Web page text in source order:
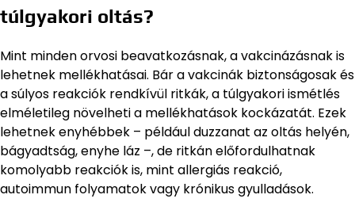
túlgyakori oltás?
Mint minden orvosi beavatkozásnak, a vakcinázásnak is
lehetnek mellékhatásai. Bár a vakcinák biztonságosak és
a súlyos reakciók rendkívül ritkák, a túlgyakori ismétlés
elméletileg növelheti a mellékhatások kockázatát. Ezek
lehetnek enyhébbek – például duzzanat az oltás helyén,
bágyadtság, enyhe láz –, de ritkán előfordulhatnak
komolyabb reakciók is, mint allergiás reakció,
autoimmun folyamatok vagy krónikus gyulladások.